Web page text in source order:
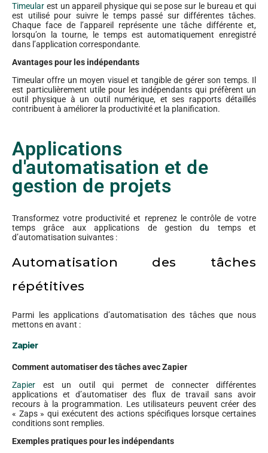
Timeular est un appareil physique qui se pose sur le bureau et qui
est utilisé pour suivre le temps passé sur différentes tâches.
Chaque face de l’appareil représente une tâche différente et,
lorsqu’on la tourne, le temps est automatiquement enregistré
dans l’application correspondante.
Avantages pour les indépendants
Timeular offre un moyen visuel et tangible de gérer son temps. Il
est particulièrement utile pour les indépendants qui préfèrent un
outil physique à un outil numérique, et ses rapports détaillés
contribuent à améliorer la productivité et la planification.
Applications
d'automatisation et de
gestion de projets
Transformez votre productivité et reprenez le contrôle de votre
temps grâce aux applications de gestion du temps et
d’automatisation suivantes :
Automatisation des tâches
répétitives
Parmi les applications d’automatisation des tâches que nous
mettons en avant :
Zapier
Comment automatiser des tâches avec Zapier
Zapier est un outil qui permet de connecter différentes
applications et d’automatiser des flux de travail sans avoir
recours à la programmation. Les utilisateurs peuvent créer des
« Zaps » qui exécutent des actions spécifiques lorsque certaines
conditions sont remplies.
Exemples pratiques pour les indépendants